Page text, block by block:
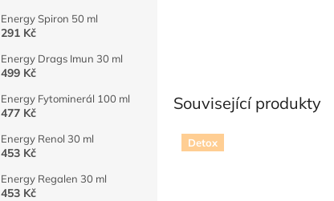
Energy Spiron 50 ml
291 Kč
Energy Drags Imun 30 ml
499 Kč
Energy Fytominerál 100 ml
477 Kč
Energy Renol 30 ml
453 Kč
Energy Regalen 30 ml
453 Kč
Související produkty
Detox